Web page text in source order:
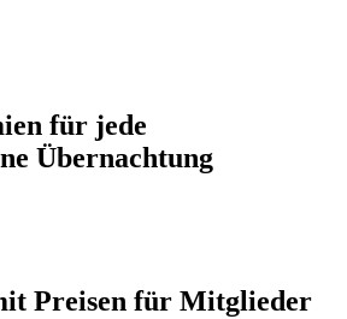
für jede
Übernachtung
Preisen für Mitglieder